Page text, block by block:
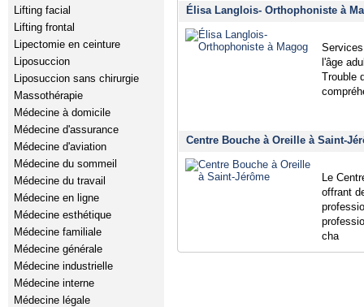
Lifting facial
Lifting frontal
Lipectomie en ceinture
Liposuccion
Liposuccion sans chirurgie
Massothérapie
Médecine à domicile
Médecine d'assurance
Médecine d'aviation
Médecine du sommeil
Médecine du travail
Médecine en ligne
Médecine esthétique
Médecine familiale
Médecine générale
Médecine industrielle
Médecine interne
Médecine légale
Élisa Langlois- Orthophoniste à
l'âge
Trouble
Centre Bouche à Oreille à Saint-
Le
offrant
cha